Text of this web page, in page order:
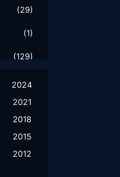
(29)
(1)
(129)
(16)
(51)
(1)
(9)
2024
2021
2018
2015
2012